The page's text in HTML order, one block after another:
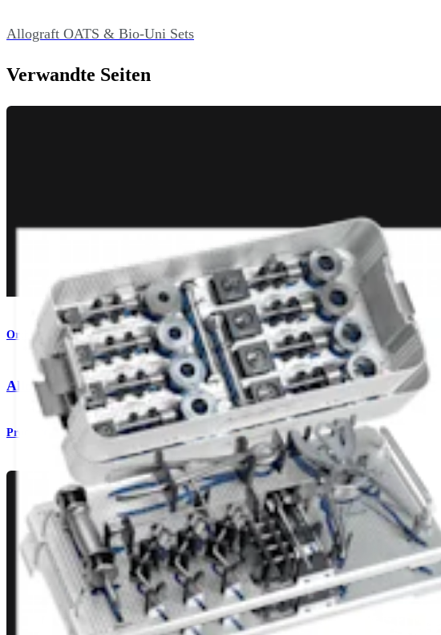
Allograft OATS & Bio-Uni Sets
Verwandte Seiten
Orthobiologie
Allograft-OATS®, groß
Produkt